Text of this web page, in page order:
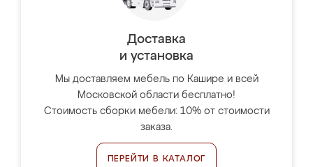
Доставка
и установка
Мы доставляем мебель по Кашире и всей
Московской области бесплатно!
Стоимость сборки мебели: 10% от стоимости
заказа.
ПЕРЕЙТИ В КАТАЛОГ